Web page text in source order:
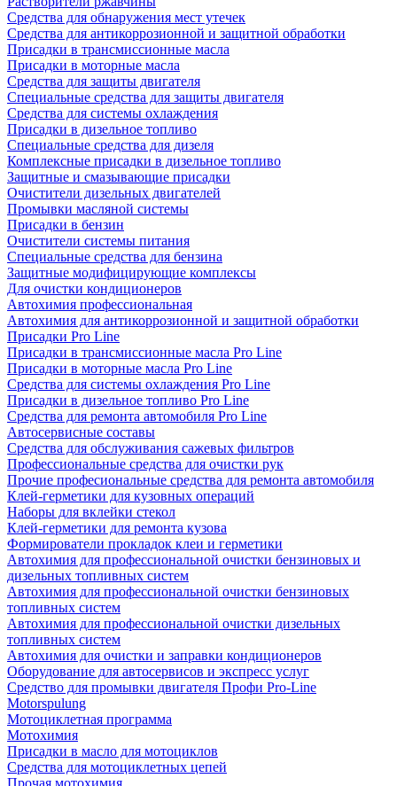
Средства для обнаружения мест утечек
Средства для антикоррозионной и защитной обработки
Присадки в трансмиссионные масла
Присадки в моторные масла
Средства для защиты двигателя
Специальныe средства для защиты двигателя
Средства для системы охлаждения
Присадки в дизельное топливо
Спeциальные средства для дизеля
Комплексные присадки в дизельное топливо
Защитные и смазывающие присадки
Очистители дизельных двигателей
Промывки масляной системы
Присадки в бензин
Очистители системы питания
Специальные срeдства для бензина
Защитные модифицирующие комплексы
Для очистки кондиционеров
Автохимия профессиональная
Автохимия для антикоррозионной и защитной обработки
Присадки Pro Line
Присадки в трансмиссионные масла Pro Line
Присадки в моторные масла Pro Line
Средства для системы охлаждения Pro Line
Присадки в дизельное топливо Pro Line
Средства для ремонта автомобиля Pro Line
Автосервисные составы
Средства для обслуживания сажевых фильтров
Профессиональные средства для очистки рук
Прочие професиональные средства для ремонта автомобиля
Клей-герметики для кузовных операций
Наборы для вклейки стекол
Клей-герметики для ремонта кузова
Формирователи прокладок клеи и герметики
Автохимия для профессиональной очистки бензиновых и
дизельных топливных систем
Автохимия для профессиональной очистки бензиновых
топливных систем
Автохимия для профессиональной очистки дизельных
топливных систем
Автохимия для очистки и заправки кондиционеров
Оборудование для автосервисов и экспресс услуг
Средство для промывки двигателя Профи Pro-Line
Motorspulung
Мотоциклетная программа
Мотохимия
Присадки в масло для мотоциклов
Средства для мотоциклетных цепей
Прочая мотохимия